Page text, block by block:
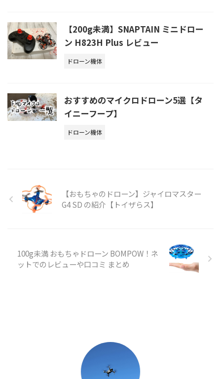
【200g未満】SNAPTAIN ミニドロー
ン H823H Plus レビュー
ドローン機体
おすすめのマイクロドローン5選【タ
イニーフープ】
ドローン機体
【おもちゃのドローン】ジャイロマスター
G4 SD の紹介【トイザらス】
100g未満 おもちゃドローン BOMPOW！ネ
ットでのレビューや口コミ まとめ